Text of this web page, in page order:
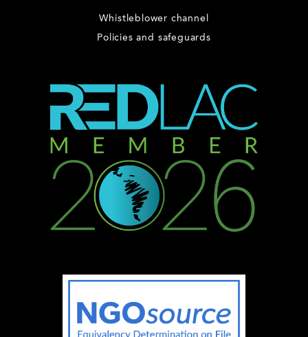
Whistleblower channel
Policies and safeguards